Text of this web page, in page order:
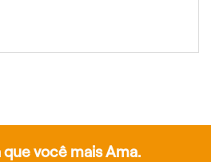
que você mais Ama.